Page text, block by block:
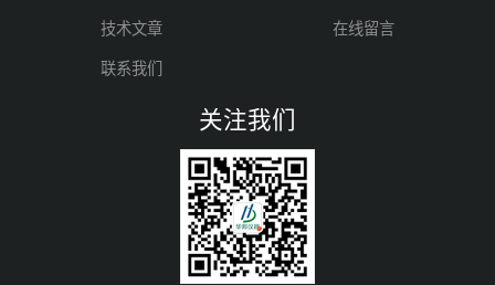
技术文章 在线留言
联系我们
关注我们